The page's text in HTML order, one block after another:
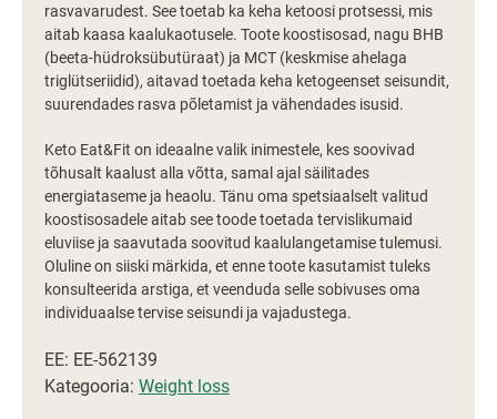
rasvavarudest. See toetab ka keha ketoosi protsessi, mis
aitab kaasa kaalukaotusele. Toote koostisosad, nagu BHB
(beeta-hüdroksübutüraat) ja MCT (keskmise ahelaga
triglütseriidid), aitavad toetada keha ketogeenset seisundit,
suurendades rasva põletamist ja vähendades isusid.
Keto Eat&Fit on ideaalne valik inimestele, kes soovivad
tõhusalt kaalust alla võtta, samal ajal säilitades
energiataseme ja heaolu. Tänu oma spetsiaalselt valitud
koostisosadele aitab see toode toetada tervislikumaid
eluviise ja saavutada soovitud kaalulangetamise tulemusi.
Oluline on siiski märkida, et enne toote kasutamist tuleks
konsulteerida arstiga, et veenduda selle sobivuses oma
individuaalse tervise seisundi ja vajadustega.
EE: EE-562139
Kategooria: Weight loss